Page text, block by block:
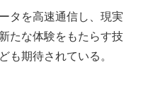
タを高速通信し、現実
たな体験をもたらす技
も期待されている。